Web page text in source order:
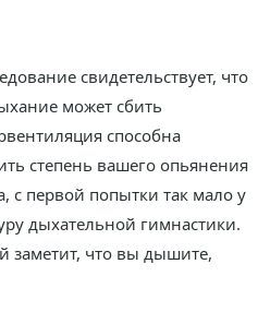
свидетельствует, что
может сбить
способна
степень вашего опьянения
с первой попытки так мало у
дыхательной гимнастики.
заметит, что вы дышите,